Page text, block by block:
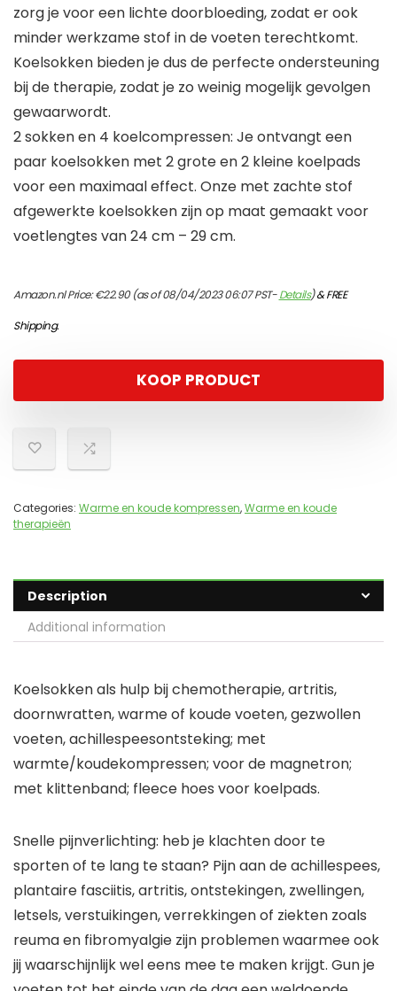
zorg je voor een lichte doorbloeding, zodat er ook
minder werkzame stof in de voeten terechtkomt.
Koelsokken bieden je dus de perfecte ondersteuning
bij de therapie, zodat je zo weinig mogelijk gevolgen
gewaarwordt.
2 sokken en 4 koelcompressen: Je ontvangt een
paar koelsokken met 2 grote en 2 kleine koelpads
voor een maximaal effect. Onze met zachte stof
afgewerkte koelsokken zijn op maat gemaakt voor
voetlengtes van 24 cm – 29 cm.
Amazon.nl Price:€22.90(as of 08/04/2023 06:07 PST-Details)&FREE
Shipping.
KOOP PRODUCT
Categories: Warme en koude kompressen,Warme en koude
therapieën
Description
Additional information
Koelsokken als hulp bij chemotherapie, artritis,
doornwratten, warme of koude voeten, gezwollen
voeten, achillespeesontsteking; met
warmte/koudekompressen; voor de magnetron;
met klittenband; fleece hoes voor koelpads.
Snelle pijnverlichting: heb je klachten door te
sporten of te lang te staan? Pijn aan de achillespees,
plantaire fasciitis, artritis, ontstekingen, zwellingen,
letsels, verstuikingen, verrekkingen of ziekten zoals
reuma en fibromyalgie zijn problemen waarmee ook
jij waarschijnlijk wel eens mee te maken krijgt. Gun je